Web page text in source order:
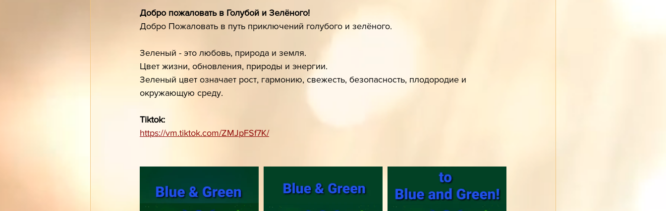
Добро пожаловать в Голубой и Зелёного!
Добро Пожаловать в путь приключений голубого и зелёного.
Зеленый - это любовь, природа и земля.
Цвет жизни, обновления, природы и энергии.
Зеленый цвет означает рост, гармонию, свежесть, безопасность, плодородие и
окружающую среду.
Tiktok:
https://vm.tiktok.com/ZMJpFSf7K/